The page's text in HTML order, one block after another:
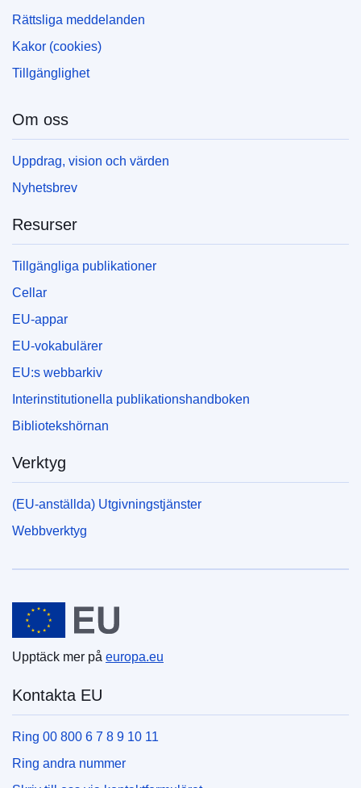
Rättsliga meddelanden
Kakor (cookies)
Tillgänglighet
Om oss
Uppdrag, vision och värden
Nyhetsbrev
Resurser
Tillgängliga publikationer
Cellar
EU-appar
EU-vokabulärer
EU:s webbarkiv
Interinstitutionella publikationshandboken
Bibliotekshörnan
Verktyg
(EU-anställda) Utgivningstjänster
Webbverktyg
Europeiska unionen
Upptäck mer på europa.eu
Kontakta EU
Ring 00 800 6 7 8 9 10 11
Ring andra nummer